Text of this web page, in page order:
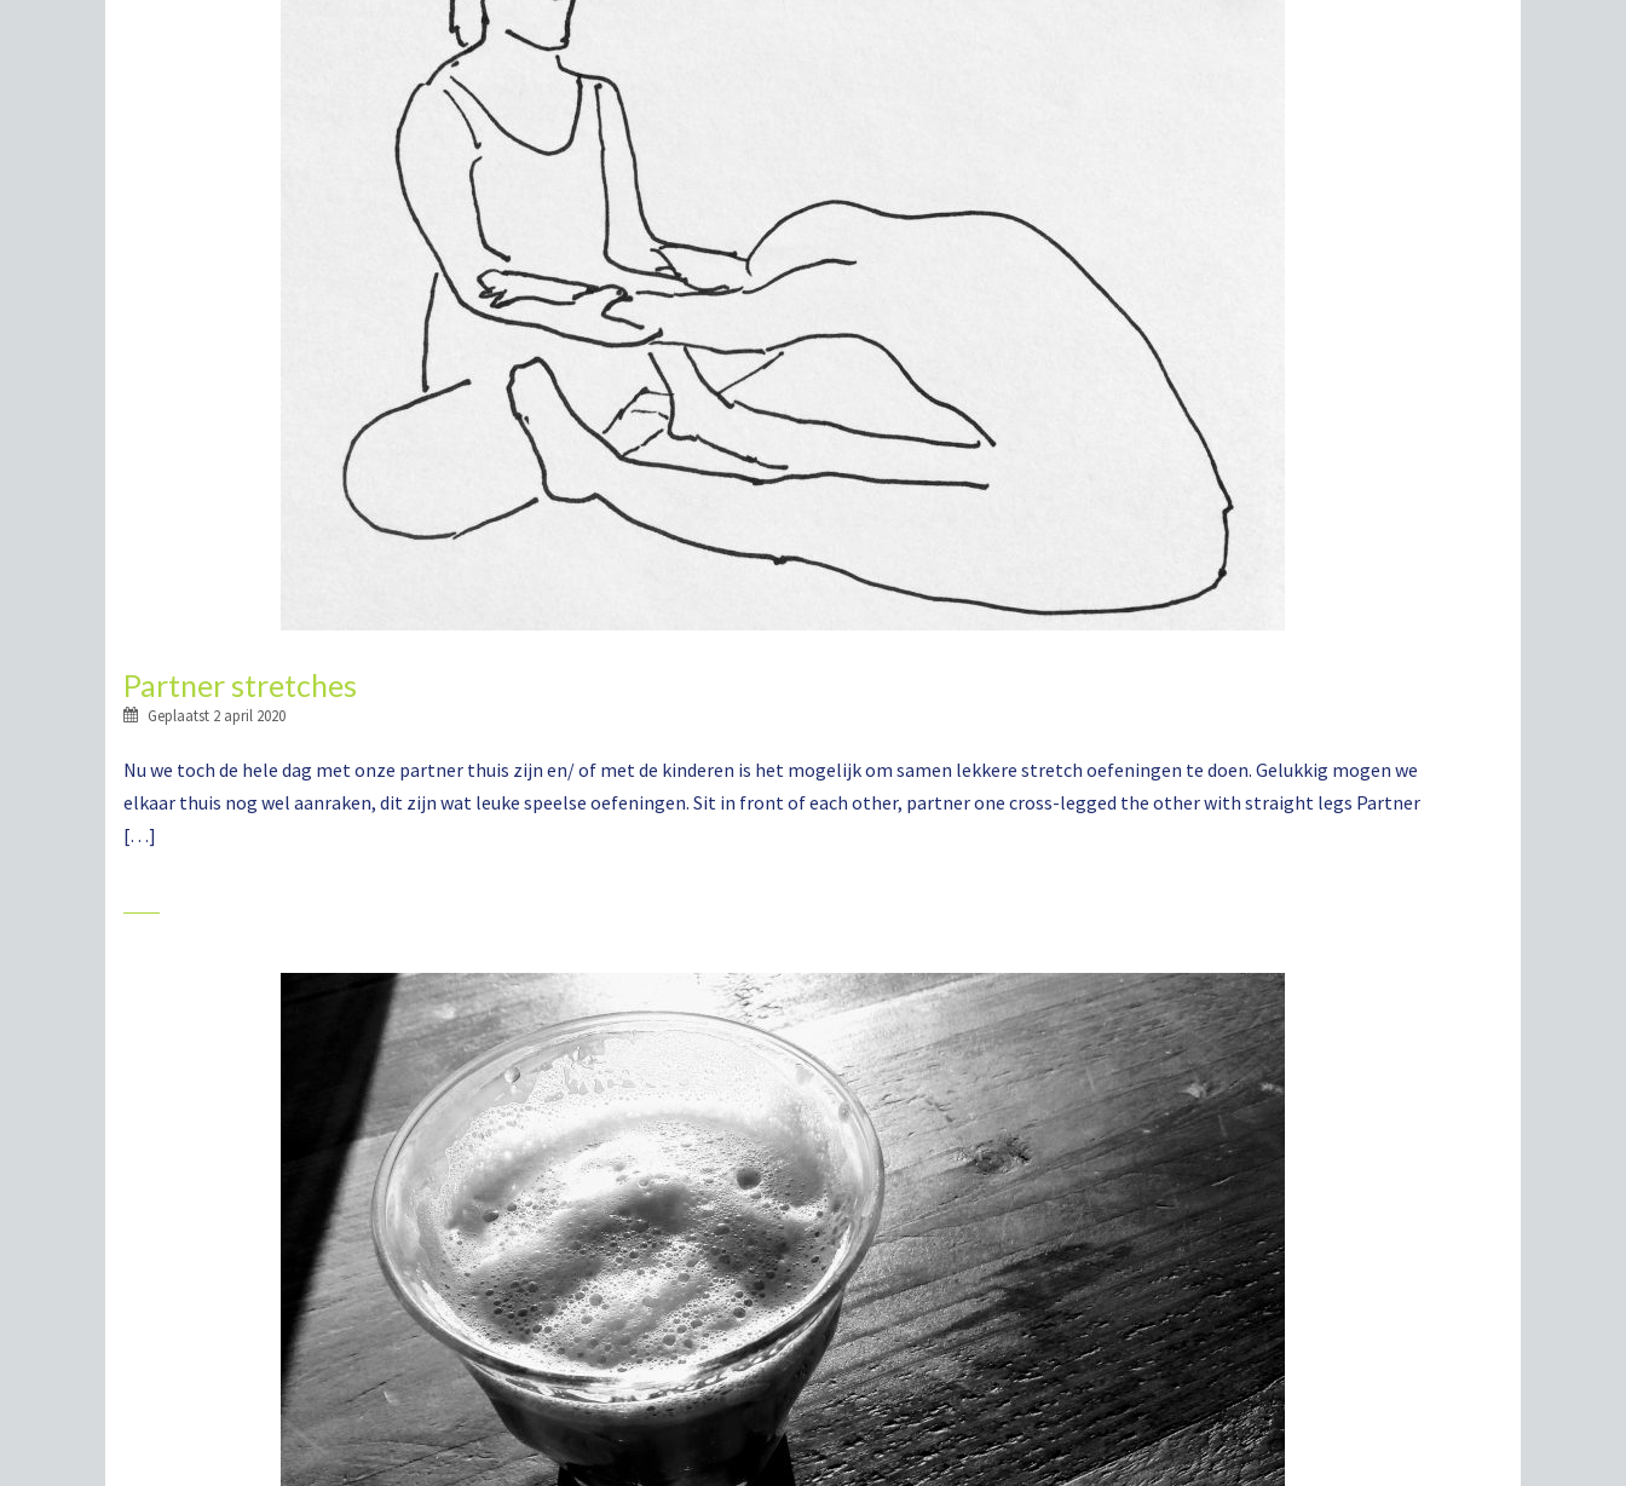
Partner stretches
Geplaatst 2 april 2020
Nu we toch de hele dag met onze partner thuis zijn en/ of met de kinderen is het mogelijk om samen lekkere stretch oefeningen te doen. Gelukkig mogen we
elkaar thuis nog wel aanraken, dit zijn wat leuke speelse oefeningen. Sit in front of each other, partner one cross-legged the other with straight legs Partner
[…]